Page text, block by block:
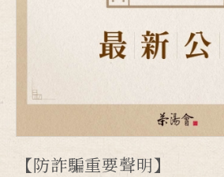
【防詐騙重要聲明】